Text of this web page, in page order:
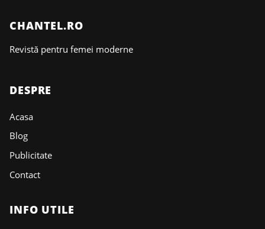
CHANTEL.RO
Revistă pentru femei moderne
DESPRE
Acasa
Blog
Publicitate
Contact
INFO UTILE